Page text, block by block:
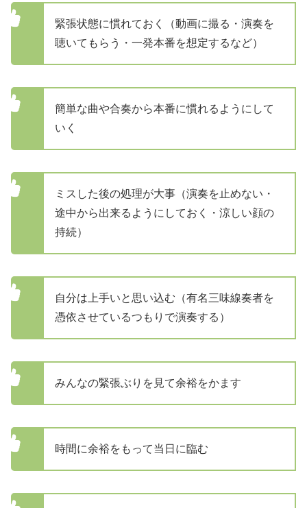
緊張状態に慣れておく（動画に撮る・演奏を
聴いてもらう・一発本番を想定するなど）
簡単な曲や合奏から本番に慣れるようにして
いく
ミスした後の処理が大事（演奏を止めない・
途中から出来るようにしておく・涼しい顔の
持続）
自分は上手いと思い込む（有名三味線奏者を
憑依させているつもりで演奏する）
みんなの緊張ぶりを見て余裕をかます
時間に余裕をもって当日に臨む